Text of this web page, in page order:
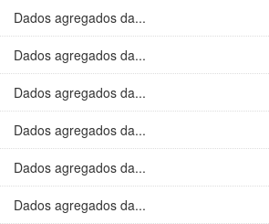
Dados agregados da...
Dados agregados da...
Dados agregados da...
Dados agregados da...
Dados agregados da...
Dados agregados da...